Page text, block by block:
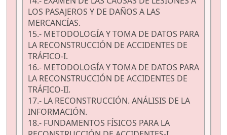
LOS PASAJEROS Y DE DAÑOS A LAS
MERCANCÍAS.
15.- METODOLOGÍA Y TOMA DE DATOS PARA
LA RECONSTRUCCIÓN DE ACCIDENTES DE
TRÁFICO-I.
16.- METODOLOGÍA Y TOMA DE DATOS PARA
LA RECONSTRUCCIÓN DE ACCIDENTES DE
TRÁFICO-II.
17.- LA RECONSTRUCCIÓN. ANÁLISIS DE LA
INFORMACIÓN.
18.- FUNDAMENTOS FÍSICOS PARA LA